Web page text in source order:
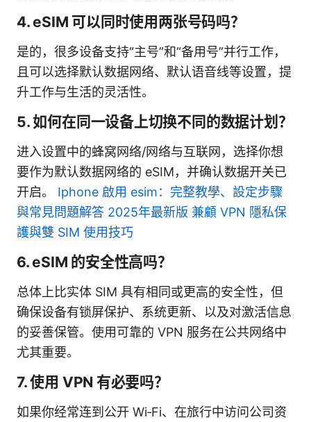
4. eSIM 可以同时使用两张号码吗？
是的，很多设备支持“主号”和“备用号”并行工作，
且可以选择默认数据网络、默认语音线等设置，提
升工作与生活的灵活性。
5. 如何在同一设备上切换不同的数据计划？
进入设置中的蜂窝网络/网络与互联网，选择你想
要作为默认数据网络的 eSIM，并确认数据开关已
开启。 Iphone 啟用 esim：完整教學、設定步驟
與常見問題解答 2025年最新版 兼顧 VPN 隱私保
護與雙 SIM 使用技巧
6. eSIM 的安全性高吗？
总体上比实体 SIM 具有相同或更高的安全性，但
确保设备有锁屏保护、系统更新、以及对激活信息
的妥善保管。使用可靠的 VPN 服务在公共网络中
尤其重要。
7. 使用 VPN 有必要吗？
如果你经常连到公开 Wi‑Fi、在旅行中访问公司资